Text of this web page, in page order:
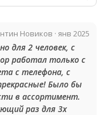
Новиков · янв 2025
для 2 человек, с
работал только с
с телефона, с
Было бы
в ассортимент.
раз для 3х